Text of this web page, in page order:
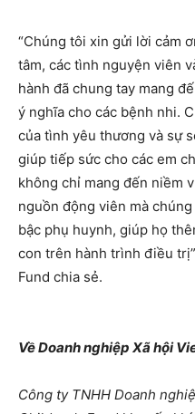
“Chúng tôi xin gửi lời cảm
tâm, các tình nguyện viên
hành đã chung tay mang
ý nghĩa cho các bệnh nhi.
của tình yêu thương và sự
giúp tiếp sức cho các em
không chỉ mang đến niềm
nguồn động viên mà
bậc phụ huynh, giúp họ
con trên hành trình điều
Fund chia sẻ.
Về Doanh nghiệp Xã hội
Công ty TNHH Doanh